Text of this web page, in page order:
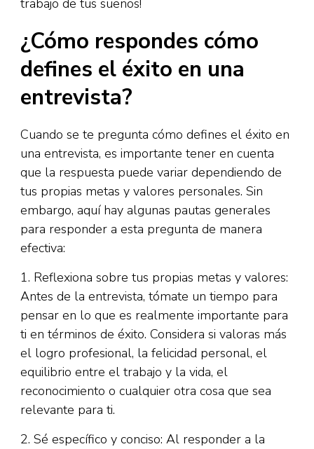
trabajo de tus sueños!
¿Cómo respondes cómo
defines el éxito en una
entrevista?
Cuando se te pregunta cómo defines el éxito en
una entrevista, es importante tener en cuenta
que la respuesta puede variar dependiendo de
tus propias metas y valores personales. Sin
embargo, aquí hay algunas pautas generales
para responder a esta pregunta de manera
efectiva:
1. Reflexiona sobre tus propias metas y valores:
Antes de la entrevista, tómate un tiempo para
pensar en lo que es realmente importante para
ti en términos de éxito. Considera si valoras más
el logro profesional, la felicidad personal, el
equilibrio entre el trabajo y la vida, el
reconocimiento o cualquier otra cosa que sea
relevante para ti.
2. Sé específico y conciso: Al responder a la